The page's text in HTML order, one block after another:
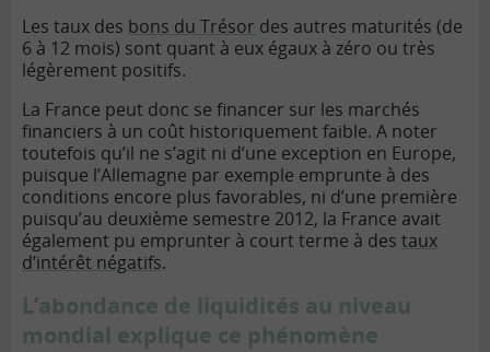
Les taux des bons du Trésor des autres maturités (de
6 à 12 mois) sont quant à eux égaux à zéro ou très
légèrement positifs.
La France peut donc se financer sur les marchés
financiers à un coût historiquement faible. A noter
toutefois qu’il ne s’agit ni d’une exception en Europe,
puisque l’Allemagne par exemple emprunte à des
conditions encore plus favorables, ni d’une première
puisqu’au deuxième semestre 2012, la France avait
également pu emprunter à court terme à des taux
d’intérêt négatifs.
L’abondance de liquidités au niveau
mondial explique ce phénomène